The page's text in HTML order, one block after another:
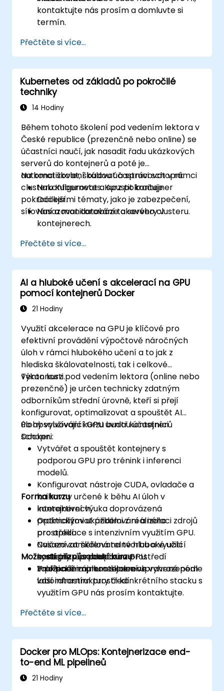
kontaktujte nás prosím a domluvte si
termín.
Přečtěte si více...
Kubernetes od základů po pokročilé
techniky
14 Hodiny
Během tohoto školení pod vedením lektora v
České republice (prezenčně nebo online) se
účastníci naučí, jak nasadit řadu ukázkových
serverů do kontejnerů a poté je
automatizovat, škálovat a spravovat v rámci
clusteru Kubernetes. Kurz pokračuje
pokročilejšími tématy, jako je zabezpečení,
síťování a monitorování takového clusteru.
Na konci školení budou účastníci schopni:
Nakonfigurovat a spustit kontejner
Docker.
Nasazovat databáze a servery v
kontejnerech.
Pomocí Kubernetes nasazovat a
spravovat různá prostředí v rámci
jednoho clusteru.
Zabezpečit, škálovat a monitorovat
cluster Kubernetes.
Přečtěte si více...
AI a hluboké učení s akcelerací na GPU
pomocí kontejnerů Docker
21 Hodiny
Využití akcelerace na GPU je klíčové pro
efektivní provádění výpočtově náročných
úloh v rámci hlubokého učení a to jak z
hlediska škálovatelnosti, tak i celkové
výkonnosti.
Tento kurz pod vedením lektora (online nebo
prezenčně) je určen technicky zdatným
odborníkům střední úrovně, kteří si přejí
konfigurovat, optimalizovat a spouštět AI
úlohy využívající GPU uvnitř kontejnerů
Docker.
Po absolvování kurzu budou účastníci
schopni:
Vytvářet a spouštět kontejnery s
podporou GPU pro trénink i inferenci
modelů.
Konfigurovat nástroje CUDA, ovladače a
knihovny určené k běhu AI úloh v
kontejnerech.
Optimalizovat přidělování a izolaci zdrojů
pro aplikace s intenzivním využitím GPU.
Nasazovat škálovatelné hluboké učící
systémy v produkčním prostředí
založeném na kontejnerech.
Forma kurzu
Interaktivní výuka doprovázená
praktickými ukázkami z reálného
prostředí.
Cvičení zaměřená na tvorbu a využití
kontejnerů s podporou GPU.
Praktické implementace ve vyhrazeném
laboratorním prostředí.
Možnosti přizpůsobení kurzu
V případě zájmu o školení upravené podle
vaší infrastruktury či konkrétního stacku s
využitím GPU nás prosím kontaktujte.
Přečtěte si více...
Docker pro MLOps: Kontejnerizace end-
to-end ML pipelineů
21 Hodiny